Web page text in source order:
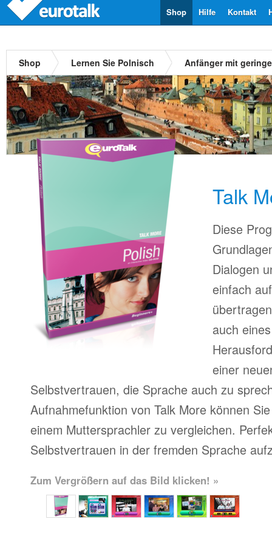
Kontakt
Hilfe
Shop
Shop Lernen Sie Polnisch Anfänger mit
Talk
Diese
Dialogen
einfach
auch
einer
Selbstvertrauen, die Sprache auch zu
Aufnahmefunktion von Talk More können
einem Muttersprachler zu vergleichen.
Selbstvertrauen in der fremden Sprache
Zum Vergrößern auf das Bild klicken! »